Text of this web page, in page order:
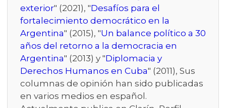
exterior" (2021), "Desafíos para el
fortalecimiento democrático en la
Argentina" (2015), "Un balance político a 30
años del retorno a la democracia en
Argentina" (2013) y "Diplomacia y
Derechos Humanos en Cuba" (2011), Sus
columnas de opinión han sido publicadas
en varios medios en español.